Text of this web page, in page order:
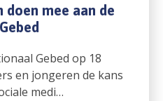
doen mee aan de
Gebed op 18
en jongeren de kans
medi…